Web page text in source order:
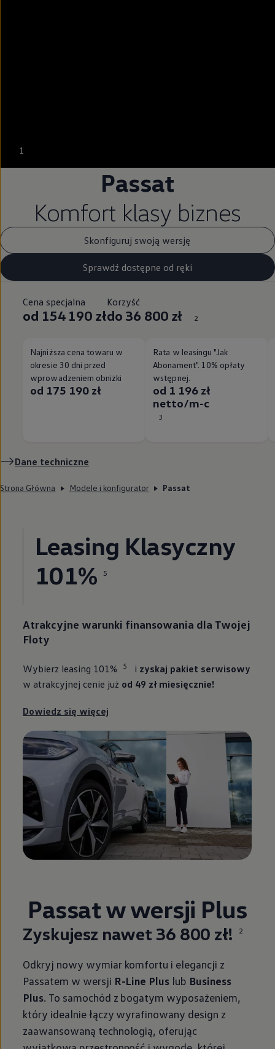
1
Passat
Komfort klasy biznes
Skonfiguruj swoją wersję
Sprawdź dostępne od ręki
Cena specjalna
od 154 190 zł
Korzyść
do 36 800 zł 2
Najniższa cena towaru w
okresie 30 dni przed
wprowadzeniem obniżki
od 175 190 zł
Rata w leasingu "Jak
Abonament". 10% opłaty
wstępnej.
od 1 196 zł
netto/m-c
3
Dane techniczne
Strona Główna Modele i konfigurator Passat
Leasing Klasyczny
101%
5
Atrakcyjne warunki finansowania dla Twojej
Floty
Wybierz leasing 101% 5 i zyskaj pakiet serwisowy
w atrakcyjnej cenie już od 49 zł miesięcznie!
Dowiedz się więcej
Passat w wersji Plus
Zyskujesz nawet 36 800 zł! 2
Odkryj nowy wymiar komfortu i elegancji z
Passatem w wersji R-Line Plus lub Business
Plus. To samochód z bogatym wyposażeniem,
który idealnie łączy wyrafinowany design z
zaawansowaną technologią, oferując